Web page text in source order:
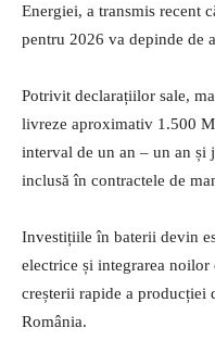
Energiei, a transmis recent
pentru 2026 va depinde de
Potrivit declarațiilor sale,
livreze aproximativ 1.500
interval de un an – un an și
inclusă în contractele de
Investițiile în baterii devin
electrice și integrarea
creșterii rapide a producției
România.